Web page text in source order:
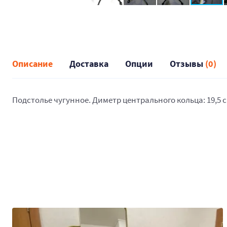
Описание Доставка Опции Отзывы (0)
Подстолье чугунное. Диметр центрального кольца: 19,5